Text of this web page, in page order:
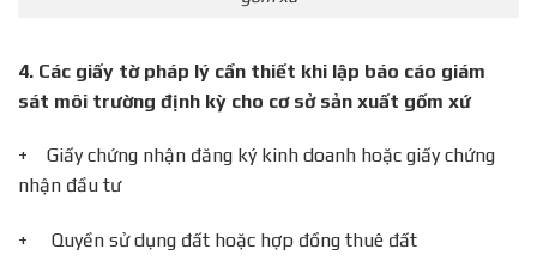
4. Các giấy tờ pháp lý cần thiết khi lập báo cáo giám
sát môi trường định kỳ cho cơ sở sản xuất gốm xứ
+ Giấy chứng nhận đăng ký kinh doanh hoặc giấy chứng
nhận đầu tư
+ Quyền sử dụng đất hoặc hợp đồng thuê đất